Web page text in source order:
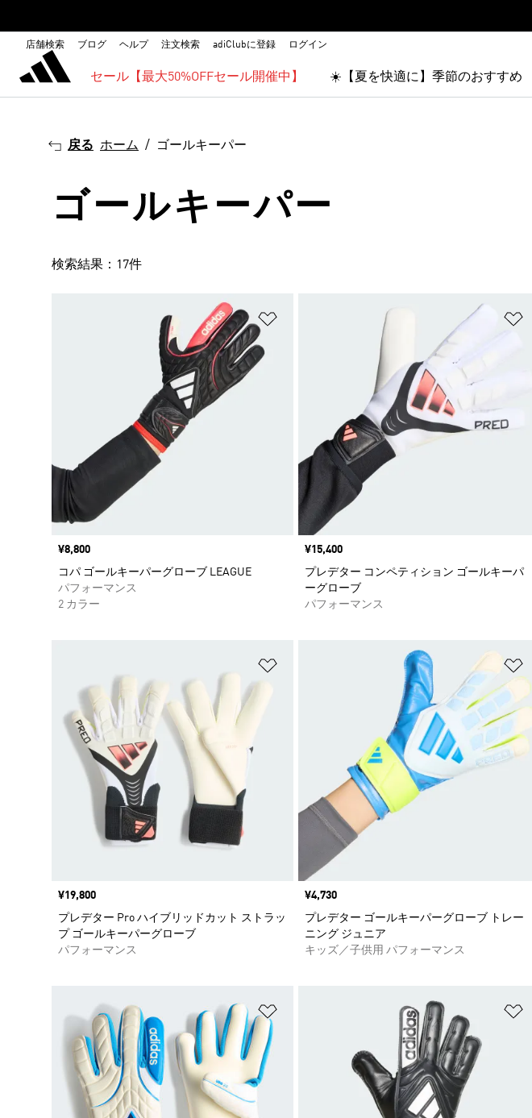
店舗検索 ブログ ヘルプ 注文検索 adiClubに登録 ログイン
セール【最大50%OFFセール開催中】 ☀️【夏を快適に】季節のおすすめ
戻る ホーム ゴールキーパー
ゴールキーパー
検索結果：17件
ほしいものリストに追加
価格
¥8,800
コパ ゴールキーパーグローブ LEAGUE
パフォーマンス
2 カラー
価格
¥15,400
プレデター コンペティション ゴールキーパ
ーグローブ
パフォーマンス
ほしいものリストに追加
価格
¥19,800
プレデター Pro ハイブリッドカット ストラッ
プ ゴールキーパーグローブ
パフォーマンス
価格
¥4,730
プレデター ゴールキーパーグローブ トレー
ニング ジュニア
キッズ／子供用 パフォーマンス
ほしいものリストに追加